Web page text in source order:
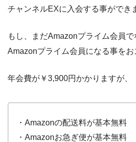
チャンネルEXに入会する事ができ
もし、まだAmazonプライム会員
Amazonプライム会員になる事をお
年会費が￥3,900円かかりますが、
・Amazonの配送料が基本無料
・Amazonお急ぎ便が基本無料